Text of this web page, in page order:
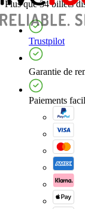
Plus que 34 billets
Trustpilot
Garantie de
Paiements